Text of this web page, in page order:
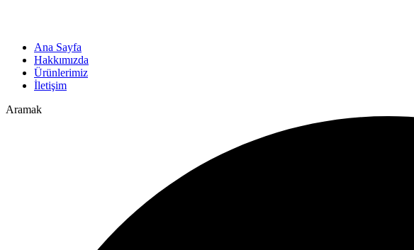
Ana Sayfa
Hakkımızda
Ürünlerimiz
İletişim
Aramak